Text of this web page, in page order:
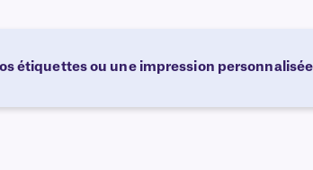
étiquettes ou une impression